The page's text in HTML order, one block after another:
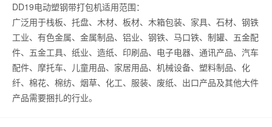
DD19电动塑钢带打包机适用范围：
广泛用于栈板、托盘、木材、板材、木箱包装、家具、石材、钢铁
工业、有色金属、金属制品、铝业、钢铁、马口铁、制罐、五金配
件、五金工具、纸业、造纸、印刷品、电子电器、通讯产品、汽车
配件、摩托车、儿童用品、家居用品、机械设备、塑料制品、化
纤、棉花、棉纺、烟草、化工、服装、废纸、出口产品及其他大件
产品需要捆扎的行业。